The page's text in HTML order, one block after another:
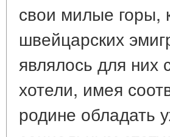
свои милые горы,
швейцарских
являлось для них
хотели, имея
родине обладать